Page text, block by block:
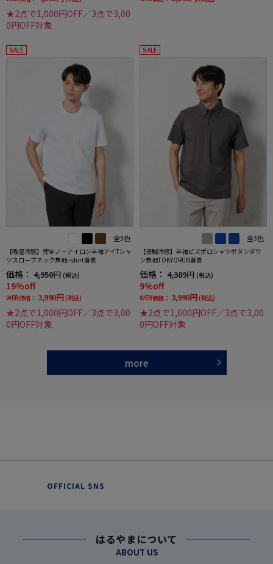
★2点で1,000円OFF／3点で3,00
0円OFF対象
SALE
全3色
【吸湿冷感】完全ノーアイロン半袖アイTシャ
ツスロープネック無地i-shirt春夏
価格： 4,950円 (税込)
19%off
WEB価格： 3,990円 (税込)
★2点で1,000円OFF／3点で3,00
0円OFF対象
SALE
全3色
【接触冷感】半袖ビズポロシャツボタンダウ
ン無地TOKYORUN春夏
価格： 4,389円 (税込)
9%off
WEB価格： 3,990円 (税込)
★2点で1,000円OFF／3点で3,00
0円OFF対象
more
OFFICIAL SNS
はるやまについて
ABOUT US